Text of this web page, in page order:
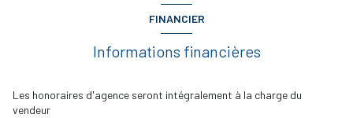
FINANCIER
Informations financières
Les honoraires d'agence seront intégralement à la charge du
vendeur